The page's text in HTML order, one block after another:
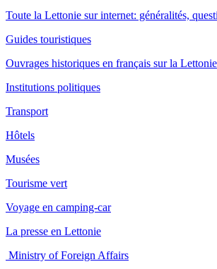
Toute la Lettonie sur internet: généralités,
Guides touristiques
Ouvrages historiques en français sur la Lettonie
Institutions politiques
Transport
Hôtels
Musées
Tourisme vert
Voyage en camping-car
La presse en Lettonie
Ministry of Foreign Affairs